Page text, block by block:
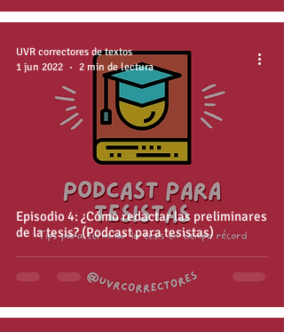
Episodio 4: ¿Cómo redactar las preliminares
de la tesis? (Podcast para tesistas)
UVR correctores de textos
1 jun 2022
2 min de lectura